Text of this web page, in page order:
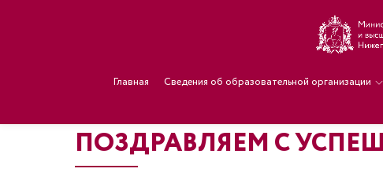
Главная Сведения об образовательной организации
ПОЗДРАВЛЯЕМ С